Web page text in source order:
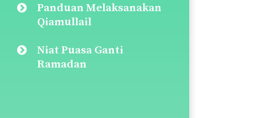
Panduan Melaksanakan
Qiamullail
Niat Puasa Ganti
Ramadan